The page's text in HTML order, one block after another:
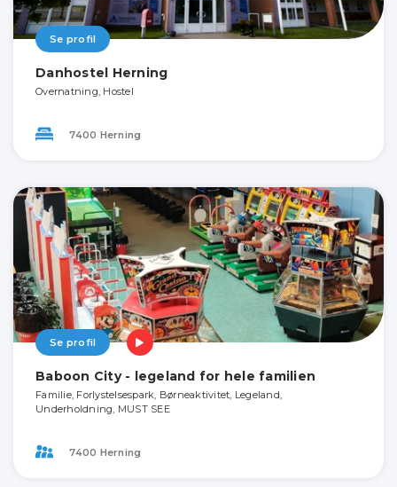
Se profil
Danhostel Herning
Overnatning, Hostel
7400 Herning
Se profil
Baboon City - legeland for hele familien
Familie, Forlystelsespark, Børneaktivitet, Legeland,
Underholdning, MUST SEE
7400 Herning